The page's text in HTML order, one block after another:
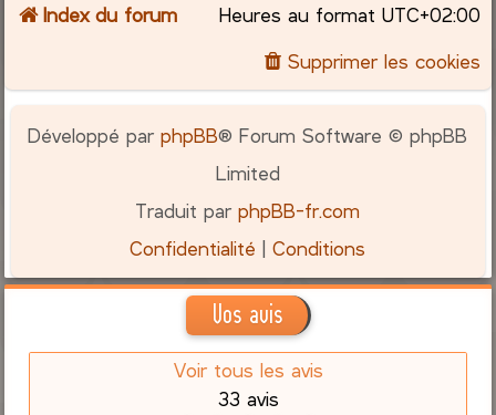
c
h
Index du forum Heures au format UTC+02:00
Supprimer les cookies
Développé parphpBB® Forum Software © phpBB
Limited
Traduit parphpBB-fr.com
Confidentialité |Conditions
Vos avis
Voir tous les avis
33 avis